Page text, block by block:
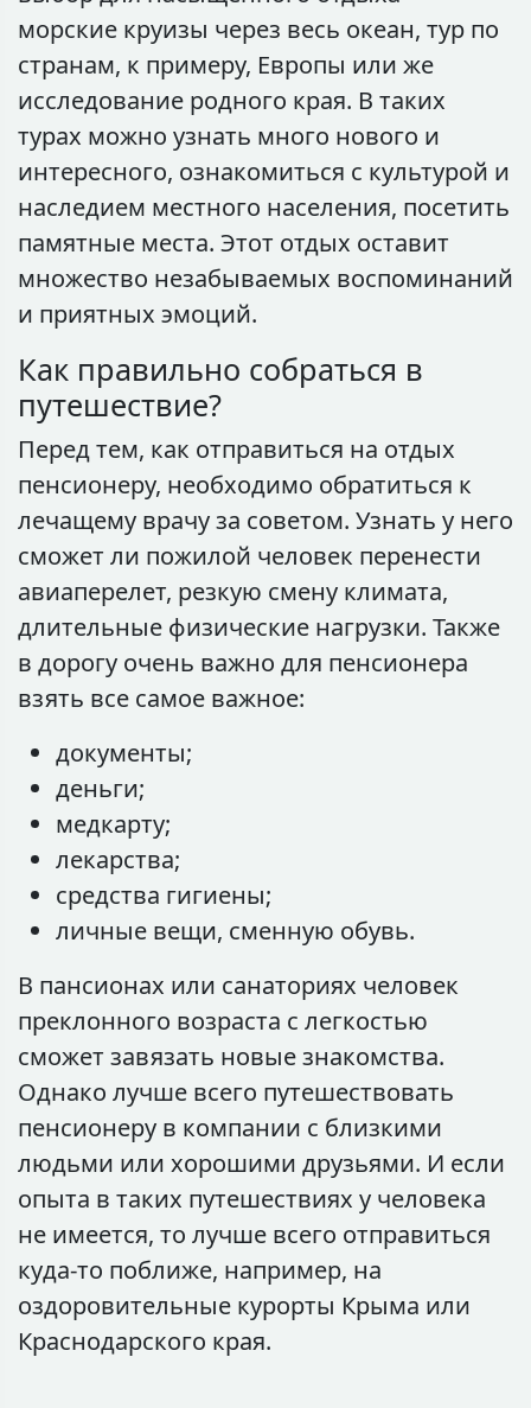
морские круизы через весь океан, тур по
странам, к примеру, Европы или же
исследование родного края. В таких
турах можно узнать много нового и
интересного, ознакомиться с культурой и
наследием местного населения, посетить
памятные места. Этот отдых оставит
множество незабываемых воспоминаний
и приятных эмоций.
Как правильно собраться в
путешествие?
Перед тем, как отправиться на отдых
пенсионеру, необходимо обратиться к
лечащему врачу за советом. Узнать у него
сможет ли пожилой человек перенести
авиаперелет, резкую смену климата,
длительные физические нагрузки. Также
в дорогу очень важно для пенсионера
взять все самое важное:
документы;
деньги;
медкарту;
лекарства;
средства гигиены;
личные вещи, сменную обувь.
В пансионах или санаториях человек
преклонного возраста с легкостью
сможет завязать новые знакомства.
Однако лучше всего путешествовать
пенсионеру в компании с близкими
людьми или хорошими друзьями. И если
опыта в таких путешествиях у человека
не имеется, то лучше всего отправиться
куда-то поближе, например, на
оздоровительные курорты Крыма или
Краснодарского края.